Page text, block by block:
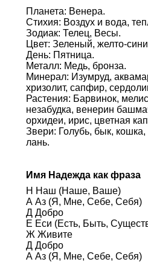
Планета: Венера.
Стихия: Воздух и вода,
Зодиак: Телец, Весы.
Цвет: Зеленый, желто-
День: Пятница.
Металл: Медь, бронза.
Минерал: Изумруд,
хризолит, сапфир,
Растения: Барвинок,
незабудка, венерин
орхидеи, ирис, цветная
Звери: Голубь, бык, кошка,
лань.
Имя Надежда как фраза
Н Наш (Наше, Ваше)
А Аз (Я, Мне, Себе, Себя)
Д Добро
Е Еси (Есть, Быть,
Ж Живите
Д Добро
А Аз (Я, Мне, Себе, Себя)